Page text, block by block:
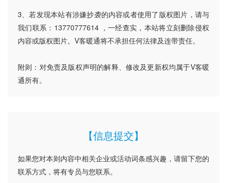
3、若发现本站有涉嫌抄袭的内容或者使用了版权图片，请与
我们联系：13770777614 ，一经查实，本站将立刻删除侵权
内容或版权图片。V客暖通将不承担任何法律及连带责任。
附则：对免责及版权声明的解释、修改及更新权均属于V客暖
通所有。